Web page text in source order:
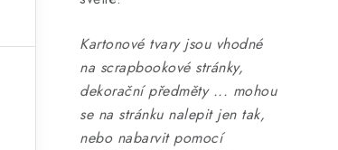
Kartonové tvary jsou vhodné
na scrapbookové stránky,
dekorační předměty ... mohou
se na stránku nalepit jen tak,
nebo nabarvit pomocí